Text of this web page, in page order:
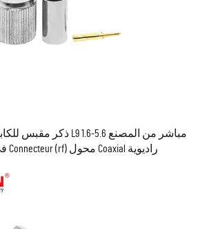
راديوية Coaxial محول Connecteur (rf) في المخزون ROHS